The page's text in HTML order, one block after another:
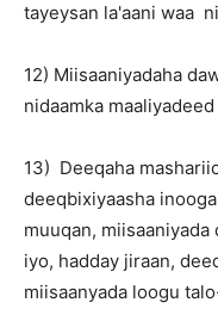
tayeysan la'aani waa
12) Miisaaniyadaha
nidaamka
13) Deeqaha
deeqbixiyaasha
muuqan, miisaaniyada
iyo, hadday jiraan,
miisaanyada loogu